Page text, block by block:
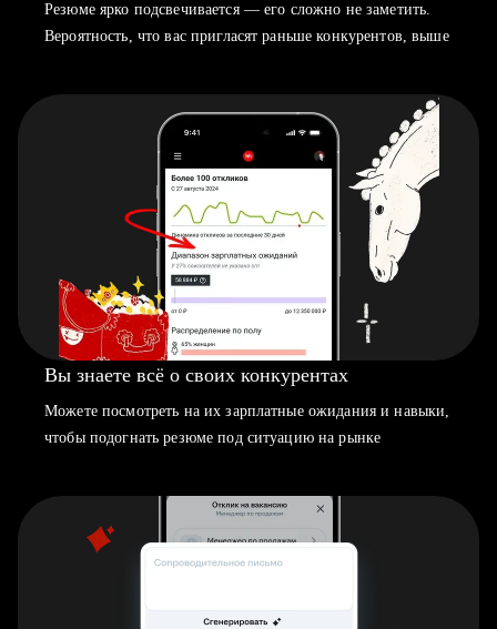
Резюме ярко подсвечивается — его сложно не заметить.
Вероятность, что вас пригласят раньше конкурентов, выше
Вы знаете всё о своих конкурентах
Можете посмотреть на их зарплатные ожидания и навыки,
чтобы подогнать резюме под ситуацию на рынке